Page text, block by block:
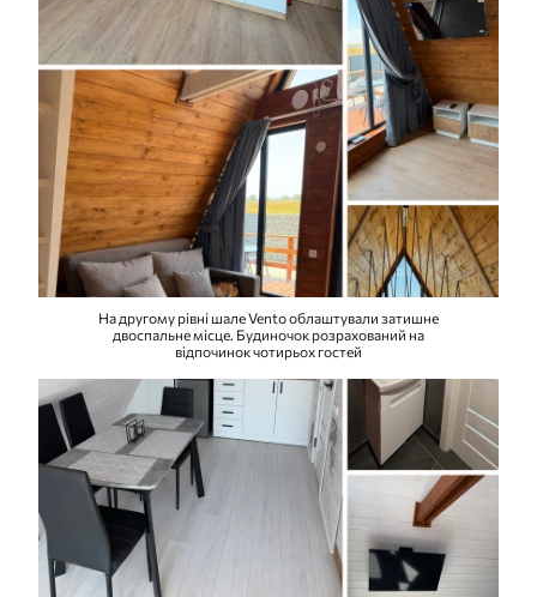
На другому рівні шале Vento облаштували затишне
двоспальне місце. Будиночок розрахований на
відпочинок чотирьох гостей